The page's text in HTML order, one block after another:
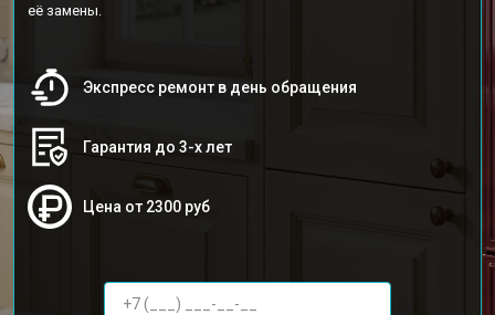
её замены.
Экспресс ремонт в день обращения
Гарантия до 3-х лет
Цена от 2300 руб